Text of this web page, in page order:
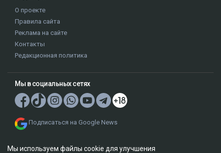
О проекте
Правила сайта
Реклама на сайте
Контакты
Редакционная политика
Мы в социальных сетях
Подписаться на Google News
Мы используем файлы cookie для улучшения